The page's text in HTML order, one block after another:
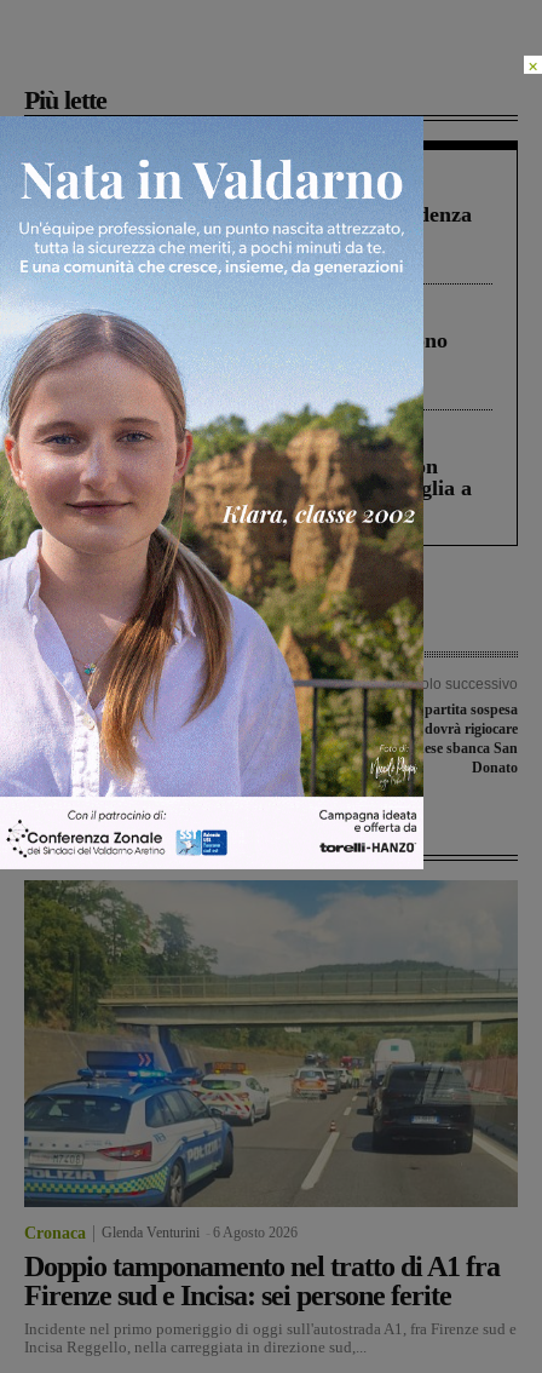
Più lette
Figline Incisa Valdarno 1 Agosto 2026
Piscina di Figline finanziata oltre la scadenza
Pnrr, il gruppo di Fratelli d’Italia: “Un
ringraziamento al Governo”
Cronaca 4 Agosto 2026
Un anno fa la strage in A1 in cui morirono
Gianni, Giulia e Franco. Lo schianto, il
processo, lo stop ai sorpassi fra tir....
Cronaca 3 Agosto 2026
Scomparso da una struttura di Castiglion
Fiorentino l’uomo che aveva ucciso la figlia a
Levane nel 2020
Articolo precedente
Dichiarazione dei redditi, per il
secondo anno in detrazione anche le
spese scolastiche. Con la novità delle
gite
Articolo successivo
Beffa Sangiovannese, partita sospesa
sullo 0-2 e si dovrà rigiocare
dall’inizio; la Rignanese sbanca San
Donato
Ultime Notizie
Cronaca Glenda Venturini 6 Agosto 2026
Doppio tamponamento nel tratto di A1 fra
Firenze sud e Incisa: sei persone ferite
Incidente nel primo pomeriggio di oggi sull'autostrada A1, fra Firenze sud e
Incisa Reggello, nella carreggiata in direzione sud,...
×